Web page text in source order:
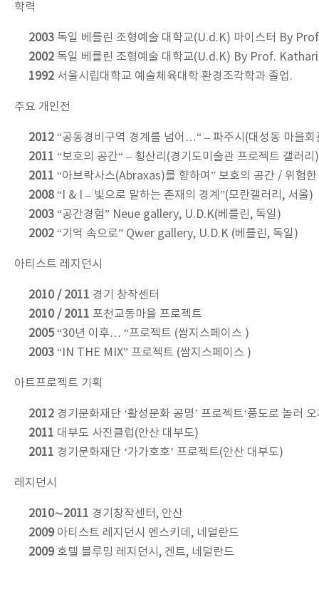
학력
2003 독일 베를린 조형예술 대학교(U.d.K) 마이스터 By
2002 독일 베를린 조형예술 대학교(U.d.K) By Prof.
1992 서울시립대학교 예술체육대학 환경조각학과 졸업.
주요 개인전
2012 “공동경비구역 경계를 넘어…“ – 파주시(대성동 마을회
2011 “보호의 공간“ – 횡산리(경기도미술관 프로젝트 갤러리)
2011 “아브락사스(Abraxas)를 향하여” 보호의 공간 / 위험
2008 “I & I – 빛으로 말하는 존재의 경계”(모란갤러리, 서울)
2003 “공간경험” Neue gallery, U.D.K(베를린, 독일)
2002 “기억 속으로” Qwer gallery, U.D.K (베를린, 독일)
아티스트 레지던시
2010 / 2011 경기 창작센터
2010 / 2011 포천교동마을 프로젝트
2005 “30년 이후… “프로젝트 (쌈지스페이스 )
2003 “IN THE MIX” 프로젝트 (쌈지스페이스 )
아트프로젝트 기획
2012 경기문화재단 ‘활성문화 공명’ 프로젝트‘풍도로 놀러
2011 대부도 사진클럽(안산 대부도)
2011 경기문화재단 ‘가가호호’ 프로젝트(안산 대부도)
레지던시
2010∼2011 경기창작센터, 안산
2009 아티스트 레지던시 엔스키데, 네덜란드
2009 호텔 블루밍 레지던시, 겐트, 네덜란드